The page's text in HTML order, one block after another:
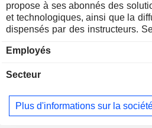
propose à ses abonnés des
et technologiques, ainsi que la
dispensés par des instructeurs.
être, notamment le cyclisme en
musculation, les étirements et la
et les abonnements. Le
connectés comprend la vente du
Employés
Secteur
Plus d'informations sur la